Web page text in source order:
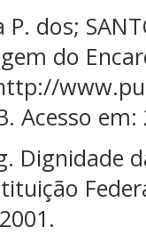
P. dos;
do
Acesso
Dignidade